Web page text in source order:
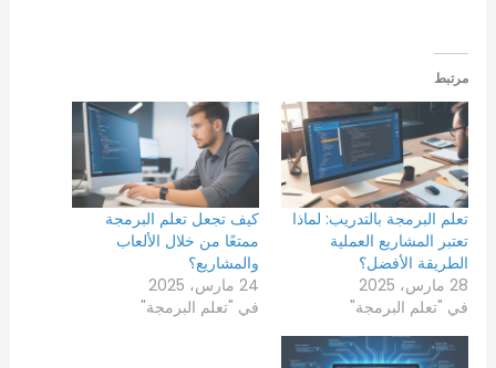
مرتبط
تعلم البرمجة بالتدريب: لماذا
تعتبر المشاريع العملية
الطريقة الأفضل؟
28 مارس، 2025
في "تعلم البرمجة"
كيف تجعل تعلم البرمجة
ممتعًا من خلال الألعاب
والمشاريع؟
24 مارس، 2025
في "تعلم البرمجة"